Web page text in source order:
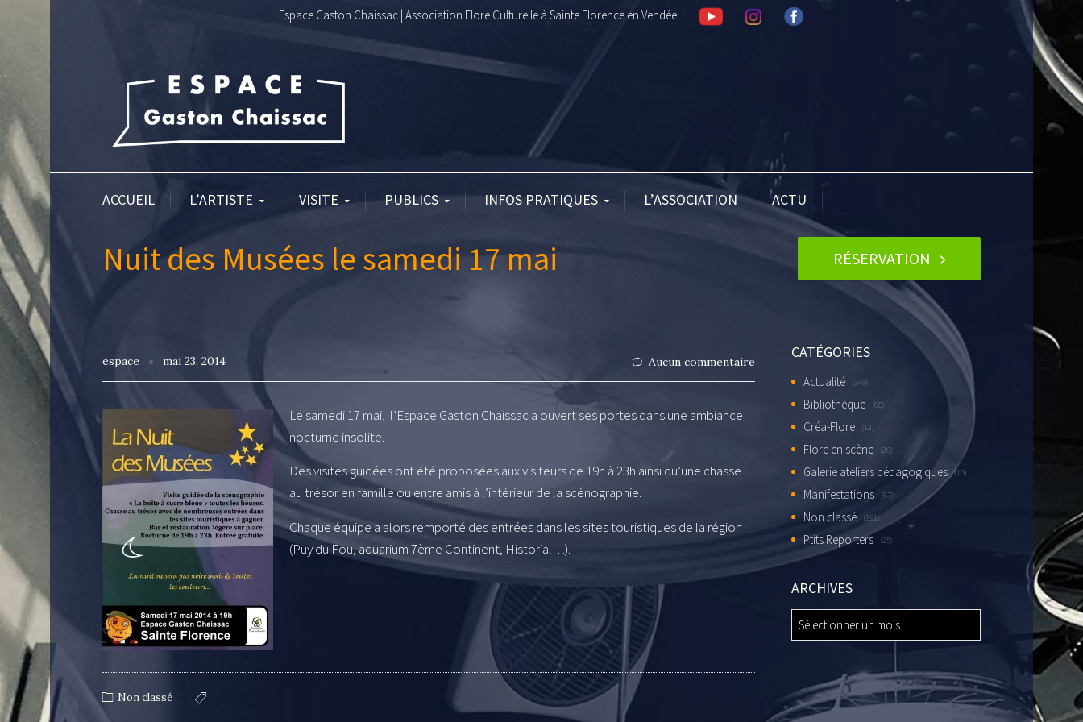
Espace Gaston Chaissac | Association Flore Culturelle à Sainte Florence en Vendée
ACCUEIL L’ARTISTE VISITE PUBLICS INFOS PRATIQUES L’ASSOCIATION ACTU
Nuit des Musées le samedi 17 mai RÉSERVATION
espace mai 23, 2014 Aucun commentaire
Le samedi 17 mai, l’Espace Gaston Chaissac a ouvert ses portes dans une ambiance
nocturne insolite.
Des visites guidées ont été proposées aux visiteurs de 19h à 23h ainsi qu’une chasse
au trésor en famille ou entre amis à l’intérieur de la scénographie.
Chaque équipe a alors remporté des entrées dans les sites touristiques de la région
(Puy du Fou, aquarium 7ème Continent, Historial…).
Non classé
CATÉGORIES
Actualité (349)
Bibliothèque (60)
Créa-Flore (12)
Flore en scène (26)
Galerie ateliers pédagogiques (10)
Manifestations (67)
Non classé (191)
Ptits Reporters (25)
ARCHIVES
ARCHIVES